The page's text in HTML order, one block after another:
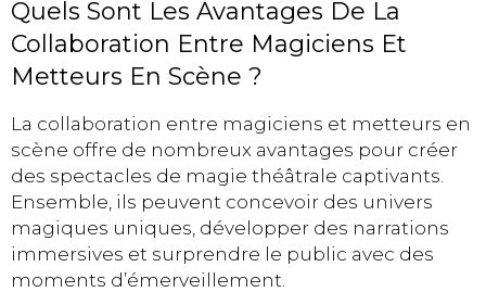
Quels Sont Les Avantages De La
Collaboration Entre Magiciens Et
Metteurs En Scène ?
La collaboration entre magiciens et metteurs en
scène offre de nombreux avantages pour créer
des spectacles de magie théâtrale captivants.
Ensemble, ils peuvent concevoir des univers
magiques uniques, développer des narrations
immersives et surprendre le public avec des
moments d’émerveillement.